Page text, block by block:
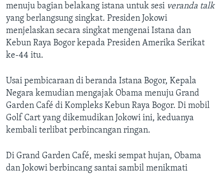
menuju bagian belakang istana untuk sesi veranda talk
yang berlangsung singkat. Presiden Jokowi
menjelaskan secara singkat mengenai Istana dan
Kebun Raya Bogor kepada Presiden Amerika Serikat
ke-44 itu.
Usai pembicaraan di beranda Istana Bogor, Kepala
Negara kemudian mengajak Obama menuju Grand
Garden Café di Kompleks Kebun Raya Bogor. Di mobil
Golf Cart yang dikemudikan Jokowi ini, keduanya
kembali terlibat perbincangan ringan.
Di Grand Garden Café, meski sempat hujan, Obama
dan Jokowi berbincang santai sambil menikmati